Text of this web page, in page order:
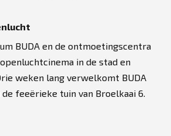
BUDA en de ontmoetingscentra
in de stad en
weken lang verwelkomt BUDA
feeërieke tuin van Broelkaai 6.